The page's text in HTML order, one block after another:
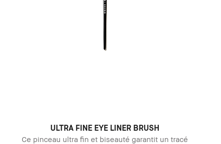
ULTRA FINE EYE LINER BRUSH
Ce pinceau ultra fin et biseauté garantit un tracé